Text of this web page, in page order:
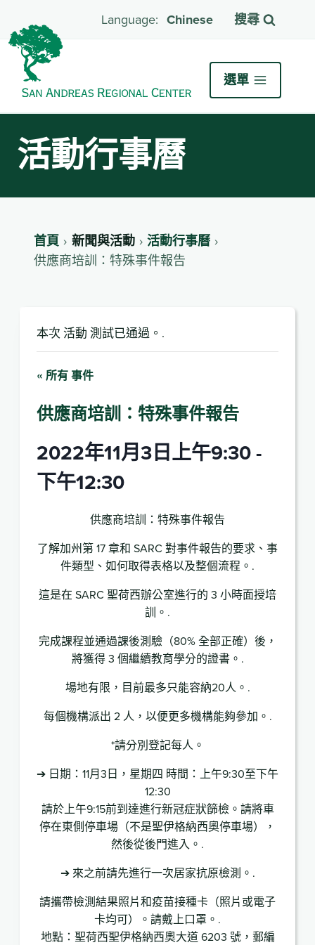
Chinese 搜尋
選單
活動行事曆
首頁 新聞與活動 活動行事曆
供應商培訓：特殊事件報告
本次 活動 測試已通過。.
« 所有 事件
供應商培訓：特殊事件報告
2022年11月3日上午9:30-
下午12:30
供應商培訓：特殊事件報告
了解加州第 17 章和 SARC 對事件報告的要求、事
件類型、如何取得表格以及整個流程。.
這是在 SARC 聖荷西辦公室進行的 3 小時面授培
訓。.
完成課程並通過課後測驗（80% 全部正確）後，
將獲得 3 個繼續教育學分的證書。.
場地有限，目前最多只能容納20人。.
每個機構派出 2 人，以便更多機構能夠參加。.
*請分別登記每人。
➔ 日期：11月3日，星期四 時間：上午9:30至下午
12:30
請於上午9:15前到達進行新冠症狀篩檢。請將車
停在東側停車場（不是聖伊格納西奧停車場），
然後從後門進入。.
➔ 來之前請先進行一次居家抗原檢測。.
請攜帶檢測結果照片和疫苗接種卡（照片或電子
卡均可）。請戴上口罩。.
地點：聖荷西聖伊格納西奧大道 6203 號，郵編